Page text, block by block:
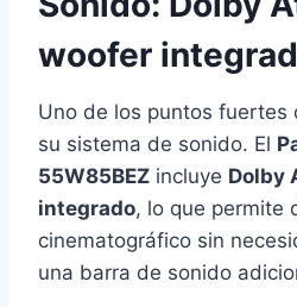
woofer
Uno de los puntos fuertes
su sistema de sonido. El
55W85BEZ incluye Dolby
integrado, lo que permite
cinematográfico sin
una barra de sonido